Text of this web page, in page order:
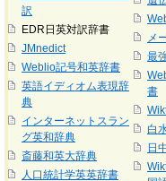
訳
EDR日英対訳辞書
JMnedict
Weblio記号和英辞書
英語イディオム表現辞
典
インターネットスラン
グ英和辞典
斎藤和英大辞典
人口統計学英英辞書
メ
最
書
白
日